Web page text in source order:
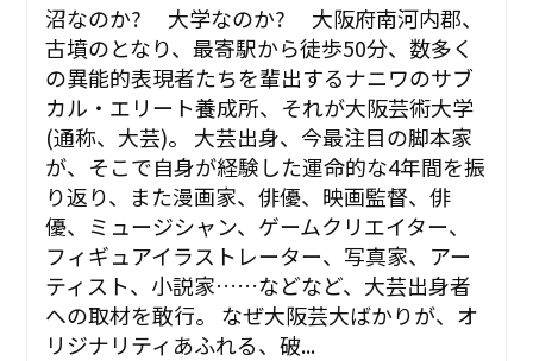
沼なのか? 大学なのか? 大阪府南河内郡、
古墳のとなり、最寄駅から徒歩50分、数多く
の異能的表現者たちを輩出するナニワのサブ
カル・エリート養成所、それが大阪芸術大学
(通称、大芸)。 大芸出身、今最注目の脚本家
が、そこで自身が経験した運命的な4年間を振
り返り、また漫画家、俳優、映画監督、俳
優、ミュージシャン、ゲームクリエイター、
フィギュアイラストレーター、写真家、アー
ティスト、小説家……などなど、大芸出身者
への取材を敢行。 なぜ大阪芸大ばかりが、オ
リジナリティあふれる、破...